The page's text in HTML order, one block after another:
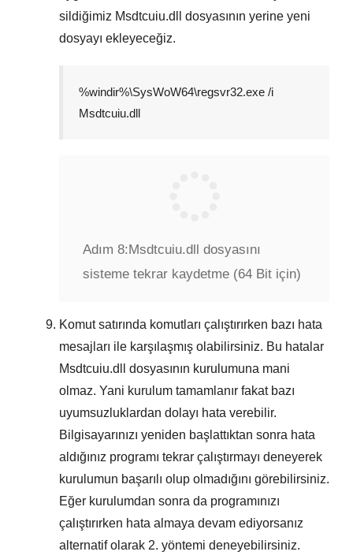
sildiğimiz Msdtcuiu.dll
dosyasının yerine yeni
dosyayı ekleyeceğiz.
%windir%\SysWoW64\regsvr32.exe /i
Msdtcuiu.dll
Adım 8:Msdtcuiu.dll dosyasını
sisteme tekrar kaydetme (64 Bit için)
Komut satırında komutları çalıştırırken bazı hata
mesajları ile karşılaşmış olabilirsiniz. Bu hatalar
Msdtcuiu.dll
dosyasının kurulumuna mani
olmaz. Yani kurulum tamamlanır fakat bazı
uyumsuzluklardan dolayı hata verebilir.
Bilgisayarınızı yeniden başlattıktan sonra hata
aldığınız programı tekrar çalıştırmayı deneyerek
kurulumun başarılı olup olmadığını görebilirsiniz.
Eğer kurulumdan sonra da programınızı
çalıştırırken hata almaya devam ediyorsanız
alternatif olarak 2. yöntemi deneyebilirsiniz.